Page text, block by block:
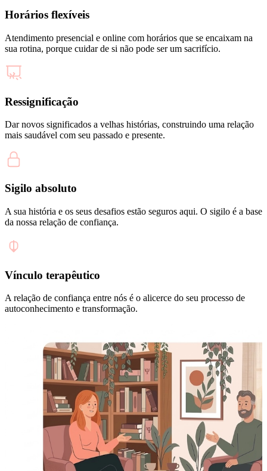
Horários flexíveis
Atendimento presencial e online com horários que se encaixam na
sua rotina, porque cuidar de si não pode ser um sacrifício.
Ressignificação
Dar novos significados a velhas histórias, construindo uma relação
mais saudável com seu passado e presente.
Sigilo absoluto
A sua história e os seus desafios estão seguros aqui. O sigilo é a base
da nossa relação de confiança.
Vínculo terapêutico
A relação de confiança entre nós é o alicerce do seu processo de
autoconhecimento e transformação.